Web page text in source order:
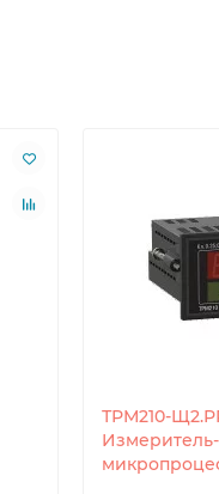
ТРМ210-